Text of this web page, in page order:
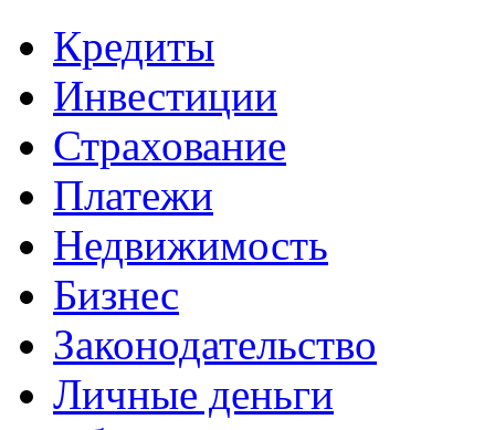
Кредиты
Инвестиции
Страхование
Платежи
Недвижимость
Бизнес
Законодательство
Личные деньги